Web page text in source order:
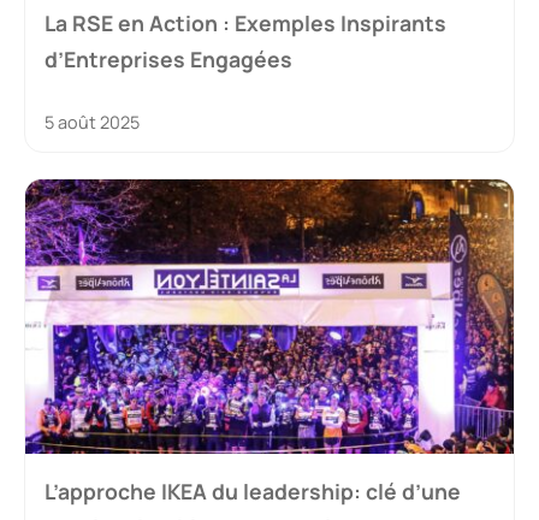
La RSE en Action : Exemples Inspirants
d’Entreprises Engagées
5 août 2025
L’approche IKEA du leadership: clé d’une